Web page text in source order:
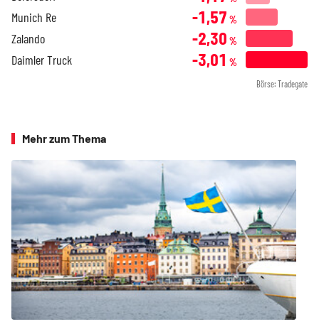
Munich Re -1,57 %
Zalando -2,30 %
Daimler Truck -3,01 %
Börse: Tradegate
Mehr zum Thema